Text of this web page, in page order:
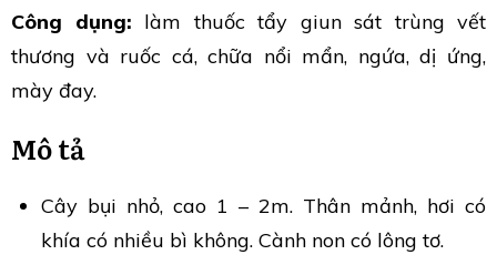
Công dụng: làm thuốc tẩy giun sát trùng vết
thương và ruốc cá, chữa nổi mẩn, ngứa, dị ứng,
mày đay.
Mô tả
Cây bụi nhỏ, cao 1 – 2m. Thân mảnh, hơi có
khía có nhiều bì không. Cành non có lông tơ.